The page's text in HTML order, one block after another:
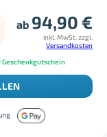
ab 94,90 €
inkl. MwSt. zzgl.
Versandkosten